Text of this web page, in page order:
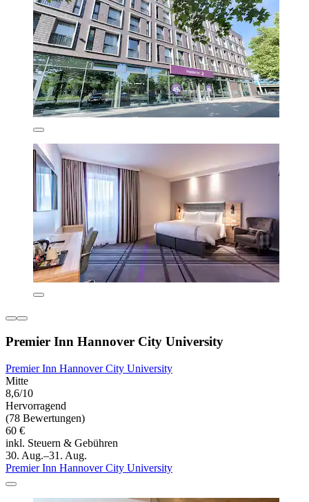
Premier Inn Hannover City University
Premier Inn Hannover City University
Mitte
8,6/10
Hervorragend
(78 Bewertungen)
60 €
inkl. Steuern & Gebühren
30. Aug.–31. Aug.
Premier Inn Hannover City University